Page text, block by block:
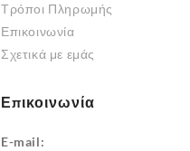
Τρόποι Πληρωμής
Επικοινωνία
Σχετικά με εμάς
Επικοινωνία
E-mail: